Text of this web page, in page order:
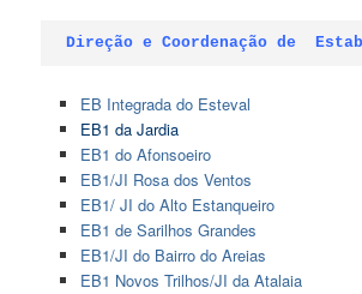
Direção e Coordenação de
EB Integrada do Esteval
EB1 da Jardia
EB1 do Afonsoeiro
EB1/JI Rosa dos Ventos
EB1/ JI do Alto Estanqueiro
EB1 de Sarilhos Grandes
EB1/JI do Bairro do Areias
EB1 Novos Trilhos/JI da Atalaia